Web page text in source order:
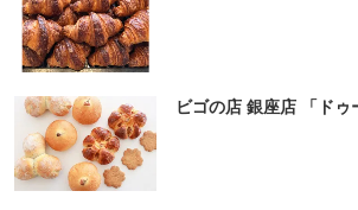
ビゴの店 銀座店 「ドゥ